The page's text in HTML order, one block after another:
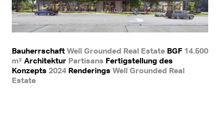
Bauherrschaft Well Grounded Real Estate BGF 14.500
m² Architektur Partisans Fertigstellung des
Konzepts 2024 Renderings Well Grounded Real
Estate